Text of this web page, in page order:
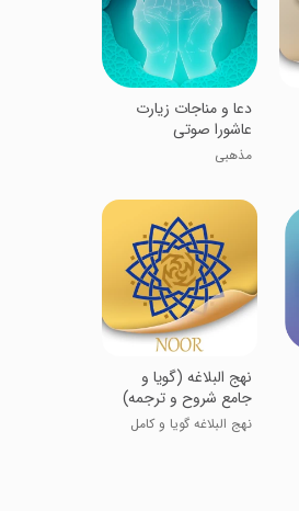
‏دعا و مناجات زیارت
عاشورا صوتی
مذهبی
‏نهج البلاغه (گویا و
جامع شروح و ترجمه)
نهج البلاغه گویا و کامل